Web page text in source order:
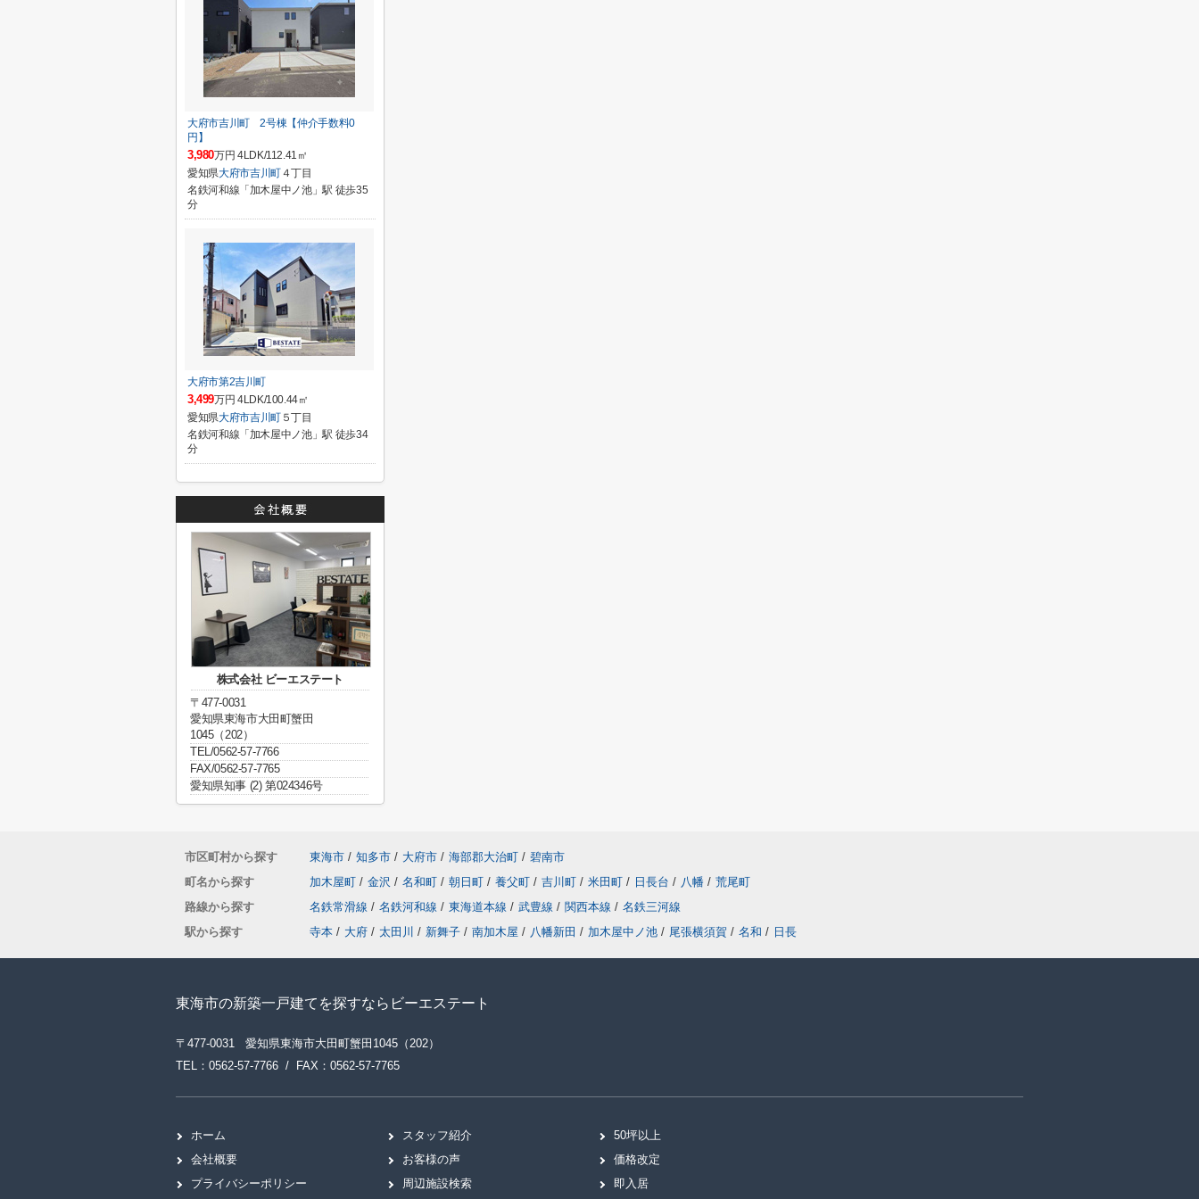
大府市吉川町 2号棟【仲介手数料0
円】
3,980万円 4LDK/112.41㎡
愛知県大府市吉川町４丁目
名鉄河和線「加木屋中ノ池」駅 徒歩35
分
大府市第2吉川町
3,499万円 4LDK/100.44㎡
愛知県大府市吉川町５丁目
名鉄河和線「加木屋中ノ池」駅 徒歩34
分
株式会社 ビーエステート
〒477-0031
愛知県東海市大田町蟹田
1045（202）
TEL/0562-57-7766
FAX/0562-57-7765
愛知県知事 (2) 第024346号
市区町村から探す 東海市 / 知多市 / 大府市 / 海部郡大治町 / 碧南市
町名から探す
加木屋町 / 金沢 / 名和町 / 朝日町 / 養父町 / 吉川町 / 米田町 / 日長台 / 八幡 / 荒尾町
路線から探す
名鉄常滑線 / 名鉄河和線 / 東海道本線 / 武豊線 / 関西本線 / 名鉄三河線
駅から探す
寺本 / 大府 / 太田川 / 新舞子 / 南加木屋 / 八幡新田 / 加木屋中ノ池 / 尾張横須賀 / 名和 / 日長
東海市の新築一戸建てを探すならビーエステート
〒477-0031 愛知県東海市大田町蟹田1045（202）
TEL：0562-57-7766 / FAX：0562-57-7765
ホーム
会社概要
プライバシーポリシー
スタッフ紹介
お客様の声
周辺施設検索
50坪以上
価格改定
即入居